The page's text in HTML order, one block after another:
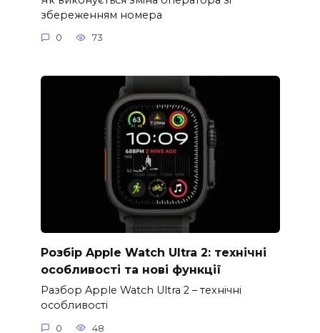
збереженням номера
0 73
Розбір Apple Watch Ultra 2: технічні
особливості та нові функції
Разбор Apple Watch Ultra 2 – технічні
особливості
0 48